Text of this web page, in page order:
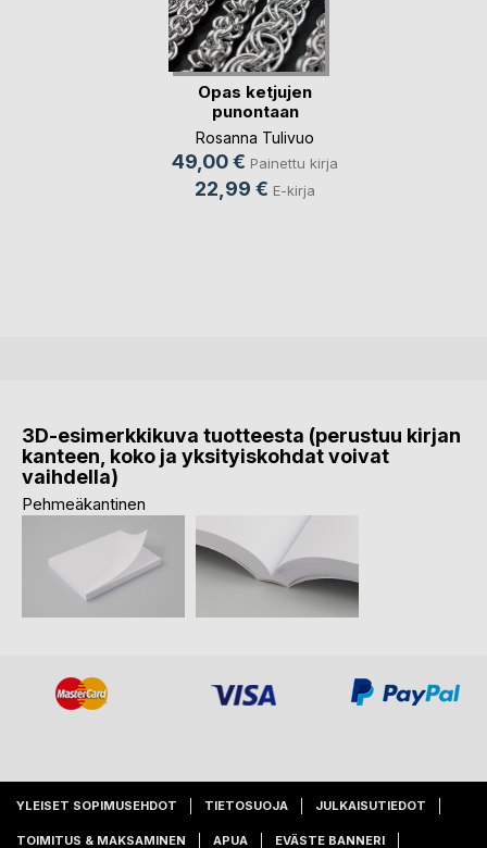
Opas ketjujen
punontaan
Rosanna Tulivuo
49,00 € Painettu kirja
22,99 € E-kirja
3D-esimerkkikuva tuotteesta (perustuu kirjan
kanteen, koko ja yksityiskohdat voivat
vaihdella)
Pehmeäkantinen
YLEISET SOPIMUSEHDOT TIETOSUOJA JULKAISUTIEDOT
TOIMITUS & MAKSAMINEN APUA EVÄSTE BANNERI